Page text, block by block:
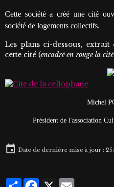
Cette société a créé une cité
société de logements collectifs.
Les plans ci-dessous,
cette cité (encadré en rouge la
Michel
Président de l'association
Date de dernière mise à jour :
PartagerFacebook
X